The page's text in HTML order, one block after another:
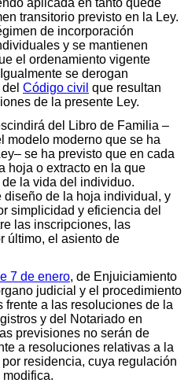
aplicada en tanto quede
transitorio previsto en la Ley.
de incorporación
y se mantienen
el ordenamiento vigente
se derogan
Código civil que resultan
de la presente Ley.
del Libro de Familia –
modelo moderno que se ha
se ha previsto que en cada
hoja o extracto en la que
la vida del individuo.
de la hoja individual, y
simplicidad y eficiencia del
las inscripciones, las
último, el asiento de
7 de enero, de Enjuiciamiento
judicial y el procedimiento
frente a las resoluciones de la
y del Notariado en
previsiones no serán de
a resoluciones relativas a la
residencia, cuya regulación